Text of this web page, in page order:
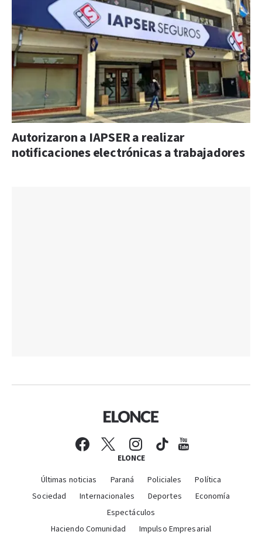
Autorizaron a IAPSER a realizar
notificaciones electrónicas a trabajadores
ELONCE
Últimas noticias Paraná Policiales
Política
Sociedad
Internacionales Deportes
Economía
Espectáculos
Haciendo Comunidad
Impulso Empresarial